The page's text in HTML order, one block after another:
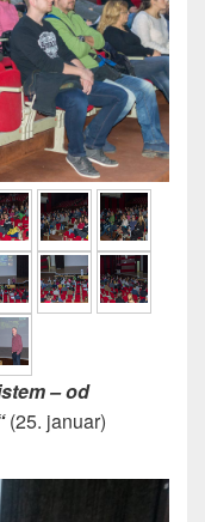
– od
(25. januar)